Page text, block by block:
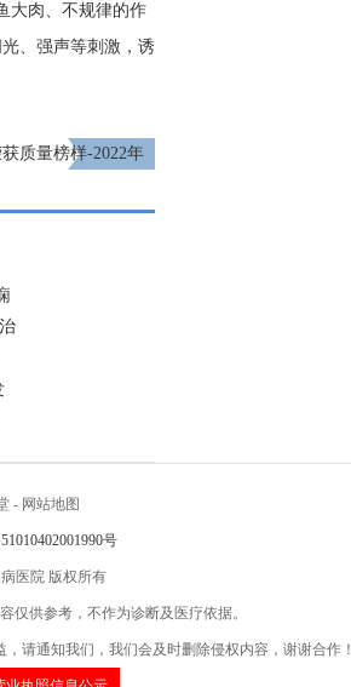
大肉、不规律的作
、强声等刺激，诱
质量榜样-2022年
- 网站地图
号
病医院 版权所有
仅供参考，不作为诊断及医疗依据。
请通知我们，我们会及时删除侵权内容，谢谢合作！